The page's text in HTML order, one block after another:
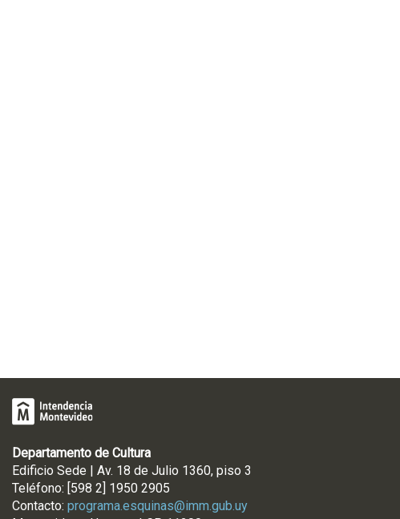
Departamento de Cultura
Edificio Sede | Av. 18 de Julio 1360, piso 3
Teléfono: [598 2] 1950 2905
Contacto: programa.esquinas@imm.gub.uy